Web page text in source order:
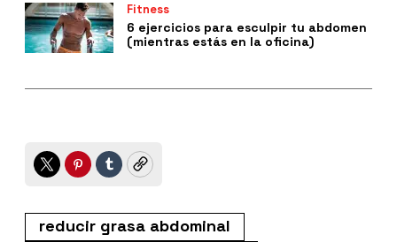
Fitness
6 ejercicios para esculpir tu abdomen
(mientras estás en la oficina)
TwitterPinterest
TumblrCopy
reducir grasa abdominal